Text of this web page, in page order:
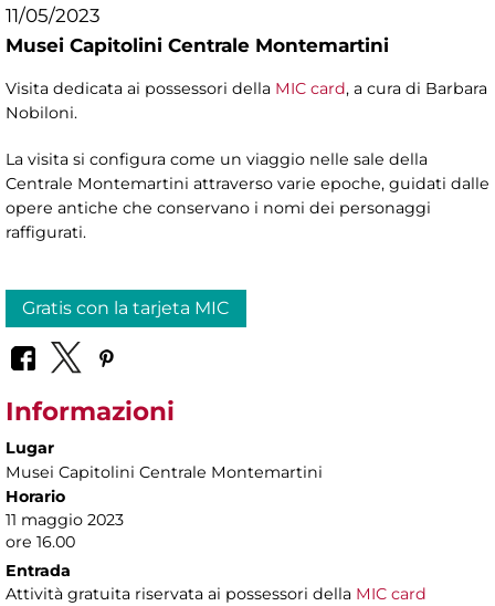
11/05/2023
Musei Capitolini Centrale Montemartini
Visita dedicata ai possessori della MIC card, a cura di Barbara
Nobiloni.
La visita si configura come un viaggio nelle sale della
Centrale Montemartini attraverso varie epoche, guidati dalle
opere antiche che conservano i nomi dei personaggi
raffigurati.
Gratis con la tarjeta MIC
Informazioni
Lugar
Musei Capitolini Centrale Montemartini
Horario
11 maggio 2023
ore 16.00
Entrada
Attività gratuita riservata ai possessori della MIC card